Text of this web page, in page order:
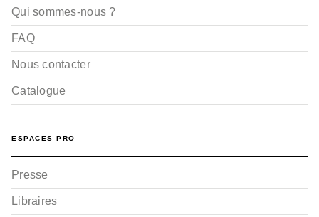
Qui sommes-nous ?
FAQ
Nous contacter
Catalogue
ESPACES PRO
Presse
Libraires